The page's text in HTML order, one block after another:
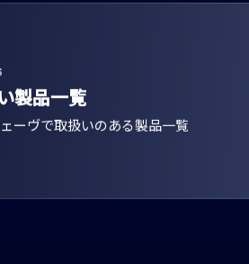
製品一覧
ーヴで取扱いのある製品一覧